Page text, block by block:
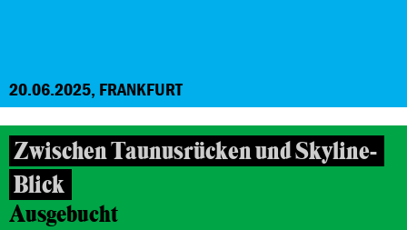
20.06.2025, FRANKFURT
Zwischen Taunusrücken und Skyline-
Blick
Ausgebucht